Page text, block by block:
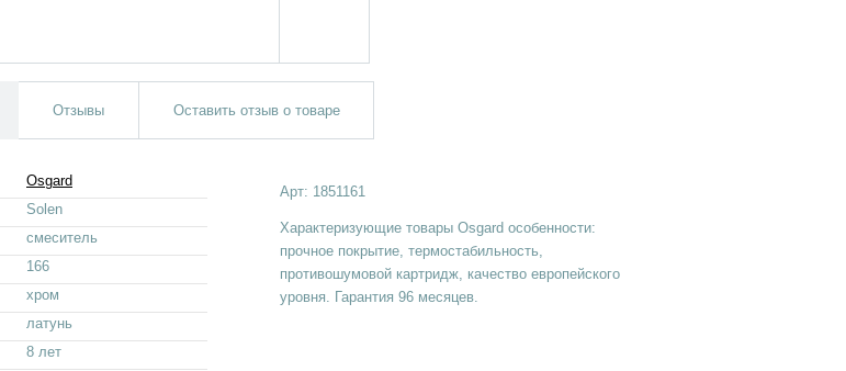
Отзывы Оставить отзыв о товаре
Osgard
Solen
смеситель
166
хром
латунь
8 лет
Арт: 1851161
Характеризующие товары Osgard особенности:
прочное покрытие, термостабильность,
противошумовой картридж, качество европейского
уровня. Гарантия 96 месяцев.